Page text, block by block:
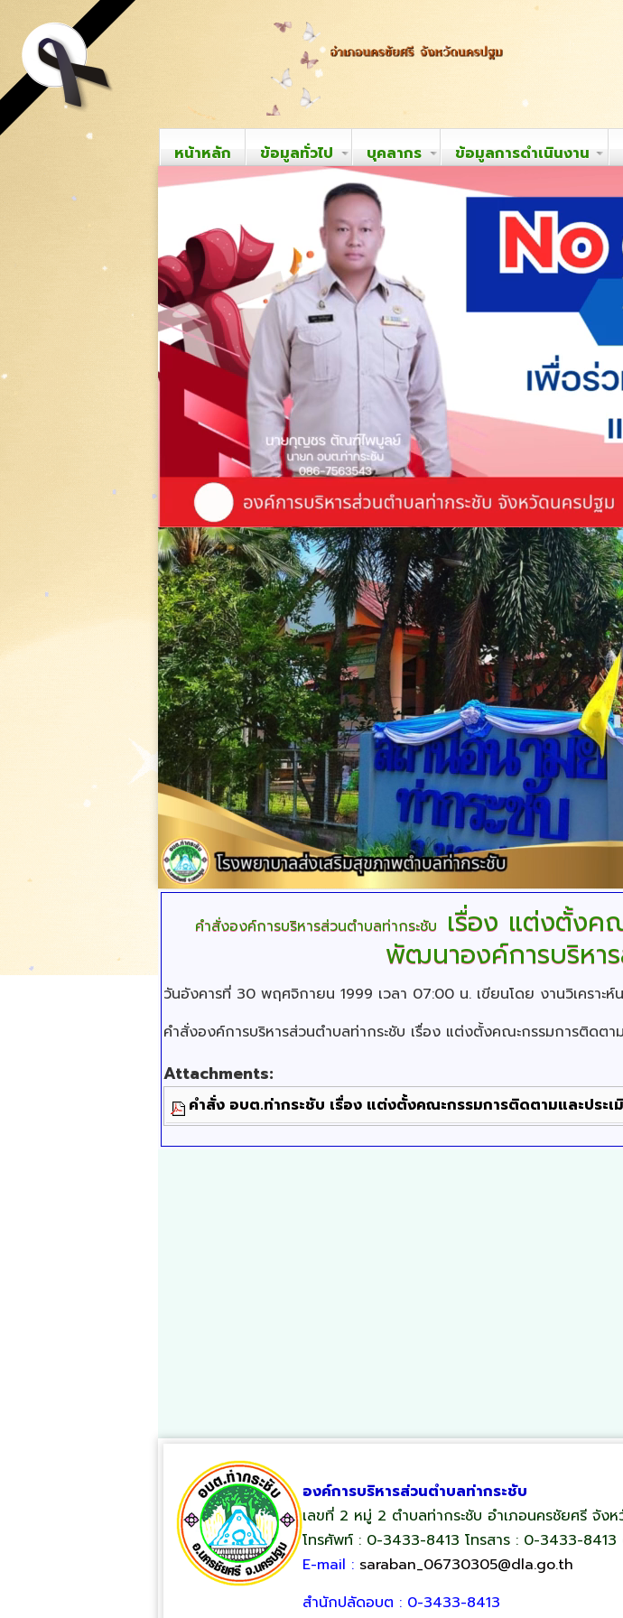
หน้าหลัก ข้อมูลทั่วไป บุคลากร ข้อมูลการดำเนินงาน
คำสั่งองค์การบริหารส่วนตำบลท่ากระชับ เรื่อง แต่งตั้งค
พัฒนาองค์การบริหา
วันอังคารที่ 30 พฤศจิกายน 1999 เวลา 07:00 น. เขียนโดย งานวิเคราะ
คำสั่งองค์การบริหารส่วนตำบลท่ากระชับ เรื่อง แต่งตั้งคณะกรรมการติดต
Attachments:
คำสั่ง อบต.ท่ากระชับ เรื่อง แต่งตั้งคณะกรรมการติดตามและปร
องค์การบริหารส่วนตำบลท่ากระชับ
เลขที่ 2 หมู่ 2 ตำบลท่ากระชับ อำเภอนครชัยศรี จัง
โทรศัพท์ : 0-3433-8413 โทรสาร : 0-3433-8413
E-mail : saraban_06730305@dla.go.th
สำนักปลัดอบต : 0-3433-8413